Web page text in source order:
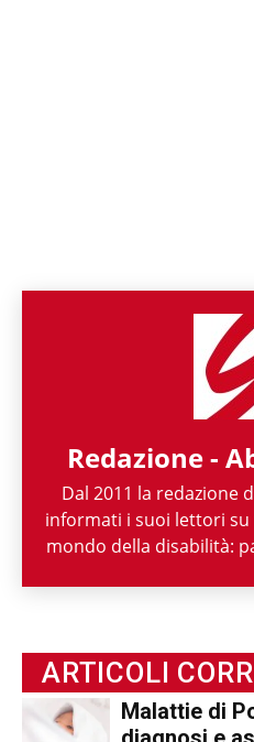
Redazione -
Dal 2011 la redazione
informati i suoi lettori
mondo della disabilità:
l'approccio positivo
fondamentale
ARTICOLI
Malattie di